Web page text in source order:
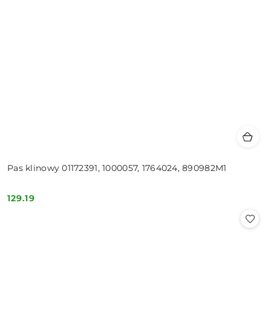
Pas klinowy 01172391, 1000057, 1764024, 890982M1
Cena:
129.19